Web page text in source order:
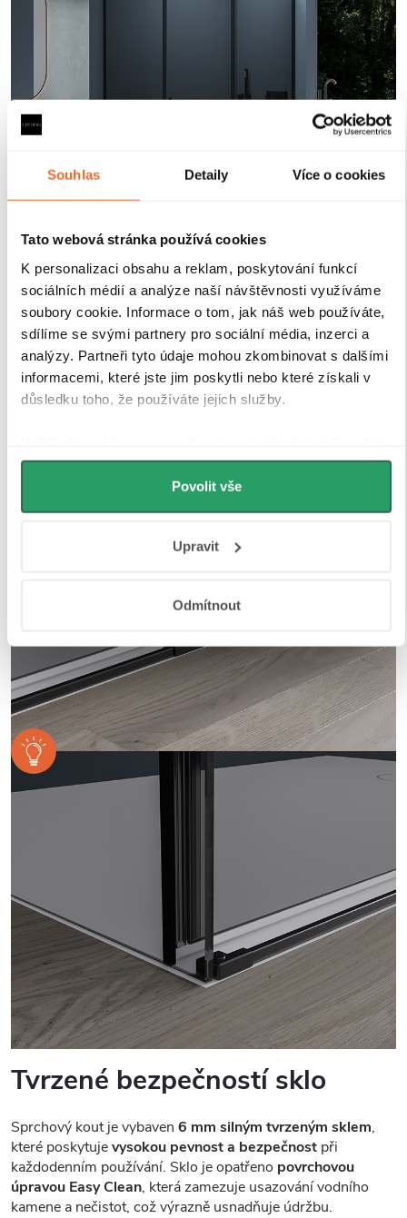
Souhlas Detaily Více o cookies
Tato webová stránka používá cookies
K personalizaci obsahu a reklam, poskytování funkcí
sociálních médií a analýze naší návštěvnosti využíváme
soubory cookie. Informace o tom, jak náš web používáte,
sdílíme se svými partnery pro sociální média, inzerci a
analýzy. Partneři tyto údaje mohou zkombinovat s dalšími
informacemi, které jste jim poskytli nebo které získali v
důsledku toho, že používáte jejich služby.
můžeme používat cookies pro analytiku a
personalizovanou reklamu. Jak Google zpracovává
osobní údaje najdete na stránkách
Povolit vše
Upravit
Odmítnout
Magnetické lišty
Zavírání pomocí magnetických lištpevně drží
sprchové dveře a zabraňuje jejich samovolnému
otevírání. Lišty jsou umístěny na hraně dveří a rámu
nebo mezi dvěma skleněnými křídly, kde magnety
zajišťují jejich bezpečné přilnutí.
Tvrzené bezpečností sklo
Sprchový kout je vybaven 6 mm silným tvrzeným sklem,
které poskytujevysokou pevnost a bezpečnost při
každodenním používání. Sklo je opatřeno povrchovou
úpravou Easy Clean, která zamezuje usazování vodního
kamene a nečistot, což výrazně usnadňuje údržbu.